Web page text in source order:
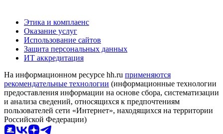
Этика и комплаенс
Оказание услуг
Использование сайтов
Защита персональных данных
ИТ аккредитация
На информационном ресурсе hh.ru применяются
рекомендательные технологии (информационные технологии
предоставления информации на основе сбора, систематизации
и анализа сведений, относящихся к предпочтениям
пользователей сети «Интернет», находящихся на территории
Российской Федерации)